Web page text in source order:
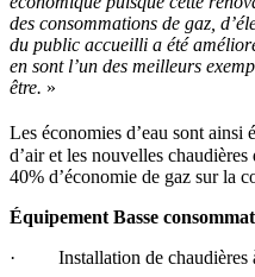
des consommations de gaz,
du public accueilli a été
en sont l’un des meilleurs
être. »
Les économies d’eau sont ainsi
d’air et les nouvelles
40% d’économie de gaz sur la
Équipement Basse
· Installation de chaudières à